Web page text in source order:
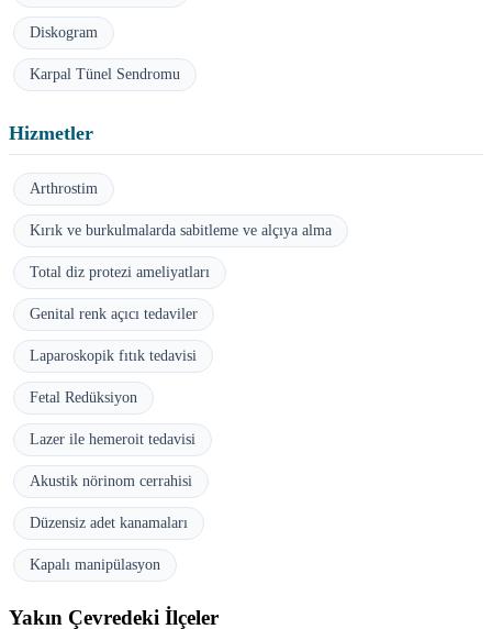
Diskogram
Karpal Tünel Sendromu
Hizmetler
Arthrostim
Kırık ve burkulmalarda sabitleme ve alçıya alma
Total diz protezi ameliyatları
Genital renk açıcı tedaviler
Laparoskopik fıtık tedavisi
Fetal Redüksiyon
Lazer ile hemeroit tedavisi
Akustik nörinom cerrahisi
Düzensiz adet kanamaları
Kapalı manipülasyon
Yakın Çevredeki İlçeler